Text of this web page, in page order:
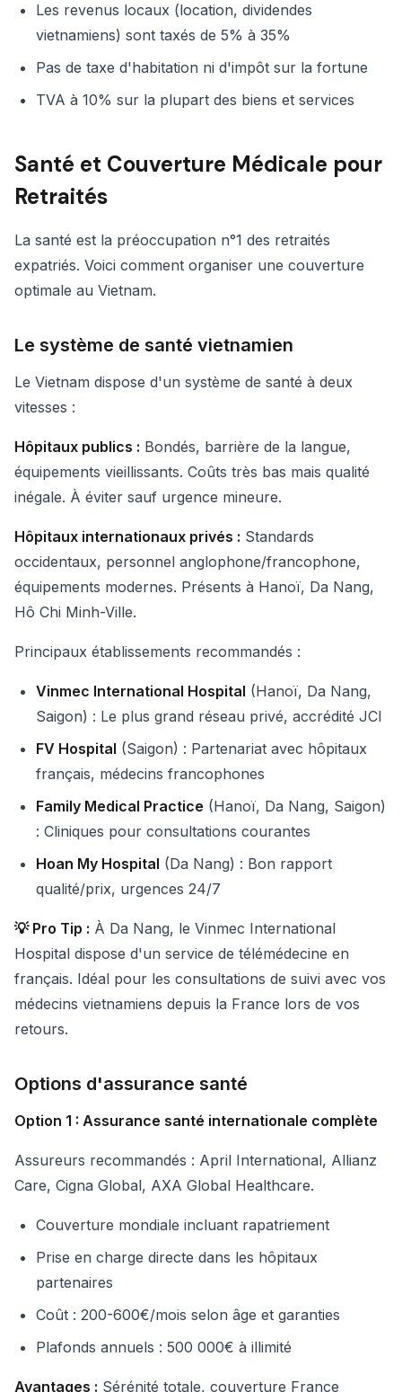
Les revenus locaux (location, dividendes
vietnamiens) sont taxés de 5% à 35%
Pas de taxe d'habitation ni d'impôt sur la fortune
TVA à 10% sur la plupart des biens et services
Santé et Couverture Médicale pour
Retraités
La santé est la préoccupation n°1 des retraités
expatriés. Voici comment organiser une couverture
optimale au Vietnam.
Le système de santé vietnamien
Le Vietnam dispose d'un système de santé à deux
vitesses :
Hôpitaux publics : Bondés, barrière de la langue,
équipements vieillissants. Coûts très bas mais qualité
inégale. À éviter sauf urgence mineure.
Hôpitaux internationaux privés : Standards
occidentaux, personnel anglophone/francophone,
équipements modernes. Présents à Hanoï, Da Nang,
Hô Chi Minh-Ville.
Principaux établissements recommandés :
Vinmec International Hospital (Hanoï, Da Nang,
Saigon) : Le plus grand réseau privé, accrédité JCI
FV Hospital (Saigon) : Partenariat avec hôpitaux
français, médecins francophones
Family Medical Practice (Hanoï, Da Nang, Saigon)
: Cliniques pour consultations courantes
Hoan My Hospital (Da Nang) : Bon rapport
qualité/prix, urgences 24/7
💡 Pro Tip : À Da Nang, le Vinmec International
Hospital dispose d'un service de télémédecine en
français. Idéal pour les consultations de suivi avec vos
médecins vietnamiens depuis la France lors de vos
retours.
Options d'assurance santé
Option 1 : Assurance santé internationale complète
Assureurs recommandés : April International, Allianz
Care, Cigna Global, AXA Global Healthcare.
Couverture mondiale incluant rapatriement
Prise en charge directe dans les hôpitaux
partenaires
Coût : 200-600€/mois selon âge et garanties
Plafonds annuels : 500 000€ à illimité
Avantages : Sérénité totale, couverture France